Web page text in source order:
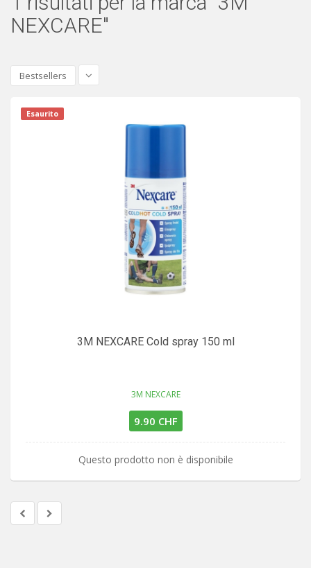
NEXCARE"
Bestsellers
Esaurito
3M NEXCARE Cold spray 150 ml
3M NEXCARE
9.90 CHF
Questo prodotto non è disponibile